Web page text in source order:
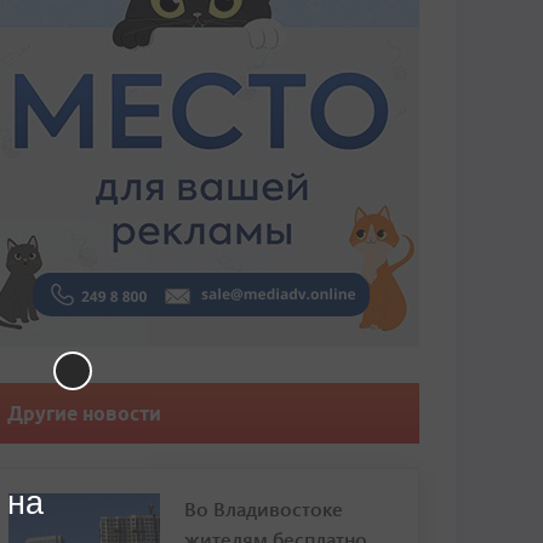
Другие новости
Во Владивостоке